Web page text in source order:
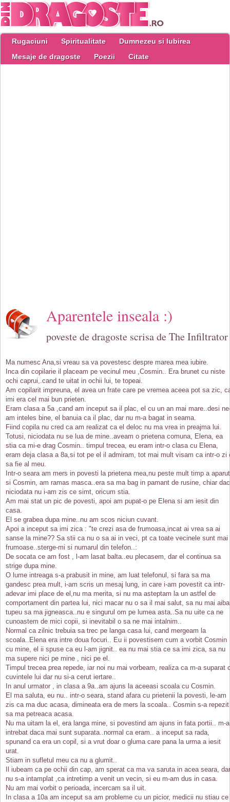
Rugaciuni Spiritualitate
Dumnezeu si Iubirea
Mesaje de dragoste
Poezii Citate
Aparentele inseala :)
poveste de dragoste scrisa de The Infiltrator
Ma numesc Ana,si vreau sa va povestesc despre marea mea iubire.
Inca din copilarie il placeam pe vecinul meu ,Cosmin.. Era brunet cu niste
ochi caprui,.cand te uitat in ochii lui, te topeai.
Am copilarit impreuna, el avea un frate care pe vremea aceea pot sa zic,
imi era cel mai bun prieten.
Eram clasa a 5a ,cand am inceput sa il plac, el cu un an mai mare..desi
am inteles bine, el banuia ca il plac, dar nu m-a bagat in seama.
Fiind copila nu cred ca am realizat ca el deloc nu ma vrea in preajma lui.
Totusi, niciodata nu se lua de mine..aveam o prietena comuna, Elena, ea
stia ca mi-e drag Cosmin.. timpul trecea, eu eram intr-o clasa cu Elena,
eram deja clasa a 8a,si tot pe el il admiram, tot mai mult visam ca intr-o zi
sa fie al meu.
Intr-o seara am mers in povesti la prietena mea,nu peste mult timp a aparut
si Cosmin, am ramas masca..era sa ma bag in pamant de rusine, chiar
niciodata nu i-am zis ce simt, oricum stia.
Am mai stat un pic de povesti, apoi am pupat-o pe Elena si am iesit din
casa.
El se grabea dupa mine..nu am scos niciun cuvant.
Apoi a inceput sa imi zica : "te crezi asa de frumoasa,incat ai vrea sa ai
sanse la mine?? Sa stii ca nu o sa ai in veci, pt ca toate vecinele sunt mai
frumoase..sterge-mi si numarul din telefon..:
De socata ce am fost , l-am lasat balta..eu plecasem, dar el continua sa
strige dupa mine.
O lume intreaga s-a prabusit in mine, am luat telefonul, si fara sa ma
gandesc prea mult, i-am scris un mesaj lung, in care i-am povestit ca intr-
adevar imi place de el,nu ma merita, si nu ma asteptam la un astfel de
comportament din partea lui, nici macar nu o sa il mai salut, sa nu mai aiba
tupeu sa ma jigneasca..nu e singurul om pe lumea asta..Sa nu uite ca ne
cunoastem de mici copii, si inevitabil o sa ne mai intalnim..
Normal ca zilnic trebuia sa trec pe langa casa lui, cand mergeam la
scoala..Elena era intre doua focuri.. Eu ii povestisem cum a vorbit Cosmin
cu mine, el ii spuse ca eu l-am jignit.. ea nu mai stia ce sa imi zica, sa nu
ma supere nici pe mine , nici pe el.
Timpul trecea prea repede, iar noi nu mai vorbeam, realiza ca m-a suparat
cuvintele lui dar nu si-a cerut iertare..
In anul urmator , in clasa a 9a..am ajuns la aceeasi scoala cu Cosmin.
El ma saluta, eu nu.. intr-o seara, stand afara cu prietenii la povesti, le-am
zis ca ma duc acasa, dimineata era de mers la scoala.. Cosmin s-a repezit
sa ma petreaca acasa.
Nu ma uitam la el, era langa mine, si povestind am ajuns in fata portii.. m-a
intrebat daca mai sunt suparata..normal ca eram.. a inceput sa rada,
spunand ca era un copil, si a vrut doar o gluma care pana la urma a iesit
urat.
Stiam in sufletul meu ca nu a glumit..
Il iubeam ca pe ochii din cap, am sperat ca ma va saruta in acea seara, dar
nu s-a intamplat ,ca intretimp a venit un vecin, si eu m-am dus in casa.
Nu am mai vorbit o perioada, incercam sa il uit.
In clasa a 10a am inceput sa am probleme cu un picior, medicii nu stiau ce